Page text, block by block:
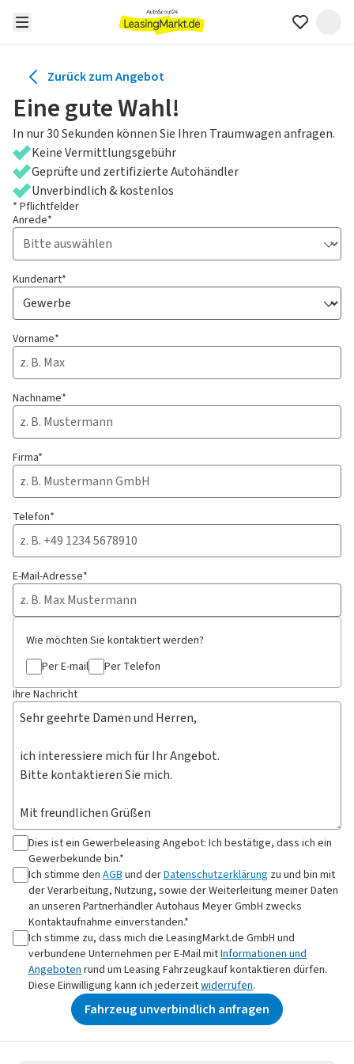
Zurück zum Angebot
Eine gute Wahl!
In nur 30 Sekunden können Sie Ihren Traumwagen anfragen.
Keine Vermittlungsgebühr
Geprüfte und zertifizierte Autohändler
Unverbindlich & kostenlos
* Pflichtfelder
Anrede*
Kundenart*
Vorname*
Nachname*
Firma*
Telefon*
E-Mail-Adresse*
Wie möchten Sie kontaktiert werden?
Per E-mail
Per Telefon
Ihre Nachricht
Dies ist ein Gewerbeleasing Angebot: Ich bestätige, dass ich ein
Gewerbekunde bin.*
Ich stimme den AGBund derDatenschutzerklärung zu und bin mit
der Verarbeitung, Nutzung, sowie der Weiterleitung meiner Daten
an unseren Partnerhändler Autohaus Meyer GmbH zwecks
Kontaktaufnahme einverstanden.*
Ich stimme zu, dass mich die LeasingMarkt.de GmbH und
verbundene Unternehmen per E-Mail mitInformationen und
Angebotenrund um Leasing Fahrzeugkauf kontaktieren dürfen.
Diese Einwilligung kann ich jederzeitwiderrufen.
Fahrzeug unverbindlich anfragen